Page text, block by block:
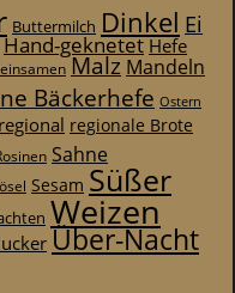
Buttermilch Dinkel Ei
Hand-geknetet Hefe
Malz Mandeln
Bäckerhefe Ostern
regional regionale Brote
Sahne
Sesam Süßer
Weizen
Über-Nacht